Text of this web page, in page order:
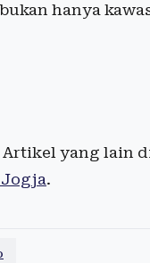
hanya
Artikel yang lain
Jogja.